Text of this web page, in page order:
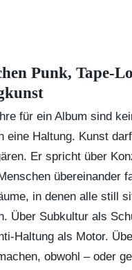
Punk, Tape-
für ein Album sind
eine Haltung. Kunst
Er spricht über
übereinander
in denen alle still
Über Subkultur als
Haltung als Motor.
obwohl – oder